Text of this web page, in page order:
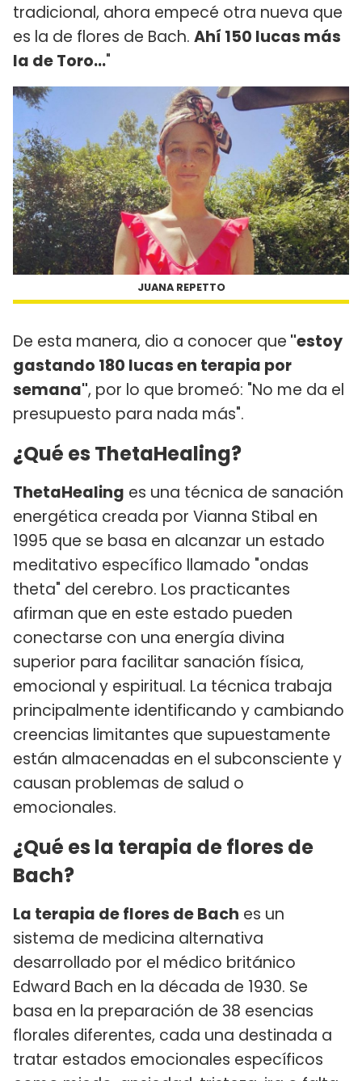
tradicional, ahora empecé otra nueva que
es la de flores de Bach. Ahí 150 lucas más
la de Toro..."
JUANA REPETTO
De esta manera, dio a conocer que "estoy
gastando 180 lucas en terapia por
semana", por lo que bromeó: "No me da el
presupuesto para nada más".
¿Qué es ThetaHealing?
ThetaHealing es una técnica de sanación
energética creada por Vianna Stibal en
1995 que se basa en alcanzar un estado
meditativo específico llamado "ondas
theta" del cerebro. Los practicantes
afirman que en este estado pueden
conectarse con una energía divina
superior para facilitar sanación física,
emocional y espiritual. La técnica trabaja
principalmente identificando y cambiando
creencias limitantes que supuestamente
están almacenadas en el subconsciente y
causan problemas de salud o
emocionales.
¿Qué es la terapia de flores de
Bach?
La terapia de flores de Bach es un
sistema de medicina alternativa
desarrollado por el médico británico
Edward Bach en la década de 1930. Se
basa en la preparación de 38 esencias
florales diferentes, cada una destinada a
tratar estados emocionales específicos